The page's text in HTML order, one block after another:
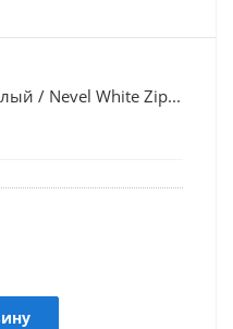
/ Nevel White Zip...